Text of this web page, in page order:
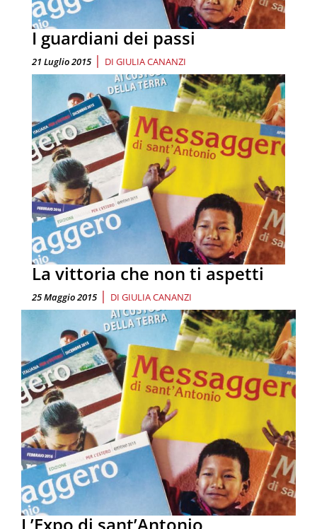
I guardiani dei passi
21 Luglio 2015 | DI GIULIA CANANZI
La vittoria che non ti aspetti
25 Maggio 2015 | DI GIULIA CANANZI